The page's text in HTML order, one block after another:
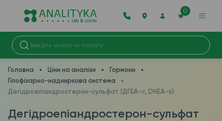
0
Головна Ціни на аналізи
Гормони
Гіпофізарно-надниркова система
Дегідроепіандростерон-сульфат (ДГЕА-с, DHEA-s)
Дегідроепіандростерон-сульфат